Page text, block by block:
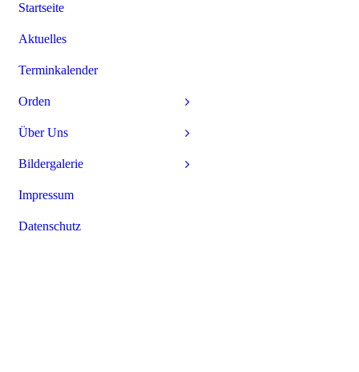
Startseite
Aktuelles
Terminkalender
Orden
Über Uns
Bildergalerie
Impressum
Datenschutz